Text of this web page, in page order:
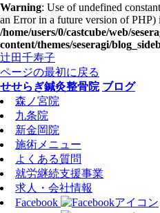
Warning: Use of undefined
an Error in a future version of PHP)
/home/users/0/castcube/web/
content/themes/seseragi/
辻田千寿子
ページの最初に戻る
せせらぎ鍼灸整骨院 ブログ
森ノ宮院
九条院
新金岡院
施術メニュー
よくある質問
就労継続支援事業
求人・会社情報
Facebook